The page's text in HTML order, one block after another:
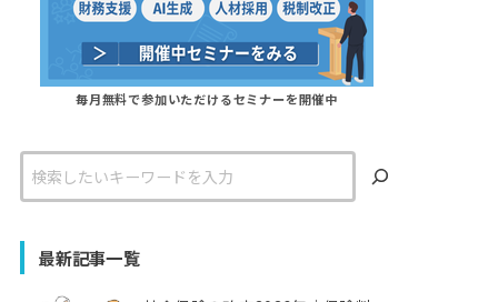
毎月無料で参加いただけるセミナーを開催中
検
索
最新記事一覧